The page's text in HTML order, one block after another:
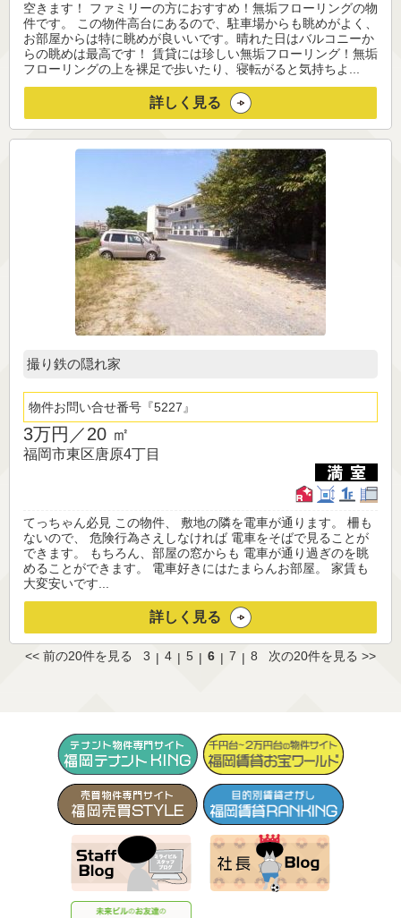
空きます！ ファミリーの方におすすめ！無垢フローリングの物
件です。 この物件高台にあるので、駐車場からも眺めがよく、
お部屋からは特に眺めが良いいです。晴れた日はバルコニーか
らの眺めは最高です！ 賃貸には珍しい無垢フローリング！無垢
フローリングの上を裸足で歩いたり、寝転がると気持ちよ...
詳しく見る
撮り鉄の隠れ家
物件お問い合せ番号 5227
3万円／20 ㎡
福岡市東区唐原4丁目
てっちゃん必見 この物件、 敷地の隣を電車が通ります。 柵も
ないので、 危険行為さえしなければ 電車をそばで見ることが
できます。 もちろん、部屋の窓からも 電車が通り過ぎのを眺
めることができます。 電車好きにはたまらんお部屋。 家賃も
大変安いです...
詳しく見る
<< 前の20件を見る 3 | 4 | 5 | 6 | 7 | 8 次の20件を見る >>